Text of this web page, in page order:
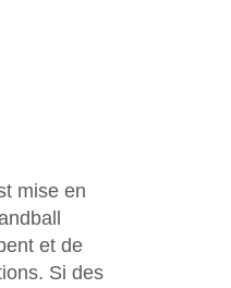
mise en
et de
Si des